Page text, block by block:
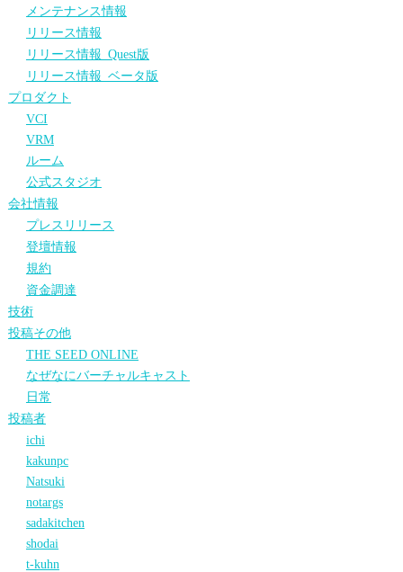
メンテナンス情報
リリース情報
リリース情報_Quest版
リリース情報_ベータ版
プロダクト
VCI
VRM
ルーム
公式スタジオ
会社情報
プレスリリース
登壇情報
規約
資金調達
技術
投稿その他
THE SEED ONLINE
なぜなにバーチャルキャスト
日常
投稿者
ichi
kakunpc
Natsuki
notargs
sadakitchen
shodai
t-kuhn